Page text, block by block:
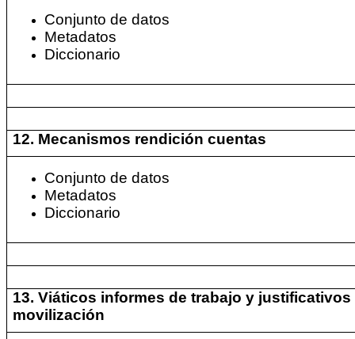
Conjunto de datos
Metadatos
Diccionario
12. Mecanismos rendición cuentas
Conjunto de datos
Metadatos
Diccionario
13. Viáticos informes de trabajo y justificativos
movilización